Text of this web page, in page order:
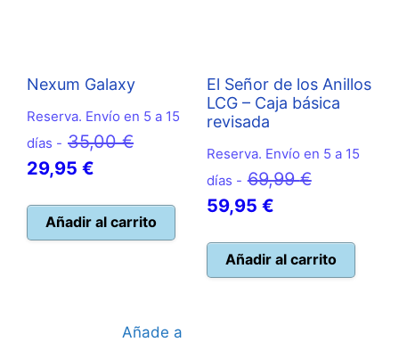
Nexum Galaxy
Reserva. Envío en 5 a 15
días - 35,00€El
era:
35,00 €.
29,95 €
actual
es:
Añadir al carrito
Añade a
El Señor de los Anillos
LCG – Caja básica
revisada
Reserva. Envío en 5 a 15
días - 69,99€El
era:
69,99 €.
59,95 €El
actual
es:
Añadir al carrito